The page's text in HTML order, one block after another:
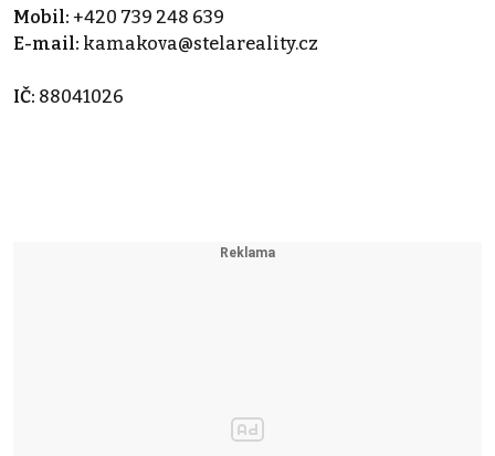
Mobil: +420 739 248 639
E-mail: kamakova@stelareality.cz
IČ: 88041026